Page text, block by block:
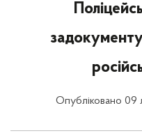
Опубліковано 09